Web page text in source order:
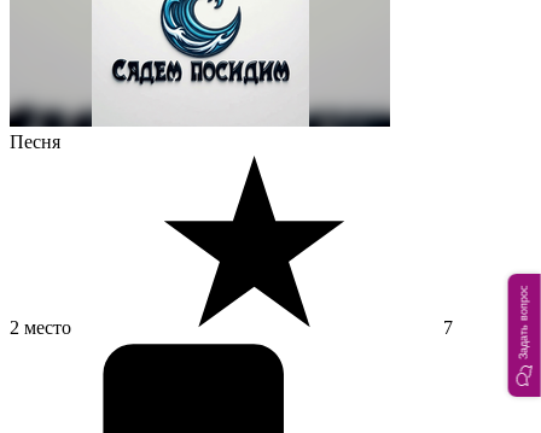
Песня
2 место 7 Задать вопрос